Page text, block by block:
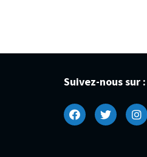
Suivez-nous sur :